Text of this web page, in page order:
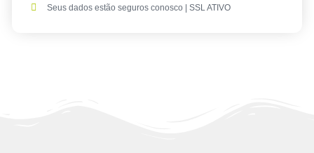
Seus dados estão seguros conosco | SSL ATIVO